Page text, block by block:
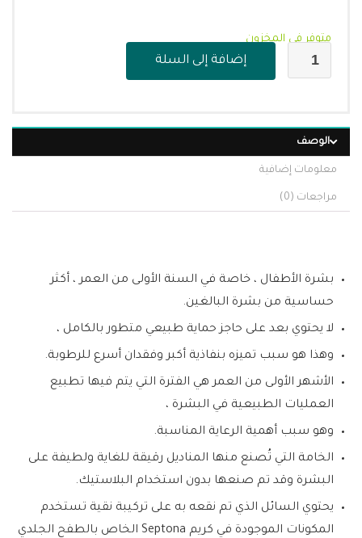
متوفر في المخزون
إضافة إلى السلة
الوصف
معلومات إضافية
مراجعات (0)
بشرة الأطفال ، خاصة في السنة الأولى من العمر ، أكثر
حساسية من بشرة البالغين.
لا يحتوي بعد على حاجز حماية طبيعي متطور بالكامل ،
وهذا هو سبب تميزه بنفاذية أكبر وفقدان أسرع للرطوبة.
الأشهر الأولى من العمر هي الفترة التي يتم فيها تطبيع
العمليات الطبيعية في البشرة ،
وهو سبب أهمية الرعاية المناسبة.
الخامة التي تُصنع منها المناديل رقيقة للغاية ولطيفة على
البشرة وقد تم صنعها بدون استخدام البلاستيك.
يحتوي السائل الذي تم نقعه به على تركيبة نقية تستخدم
المكونات الموجودة في كريم Septona الخاص بالطفح الجلدي